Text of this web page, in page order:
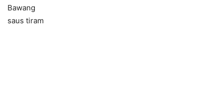
Bawang
saus tiram